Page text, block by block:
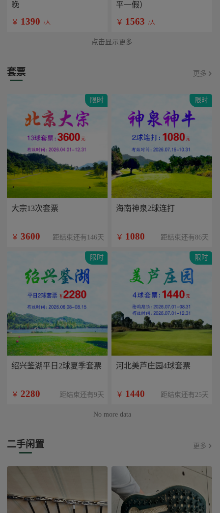
晚
￥ 1390 /人
平一假）
￥ 1563 /人
点击显示更多
套票 更多
限时
大宗13次套票
￥ 3600 距结束还有146天
限时
海南神泉2球连打
￥ 1080 距结束还有86天
限时
绍兴鉴湖平日2球夏季套票
￥ 2280 距结束还有9天
限时
河北美芦庄园4球套票
￥ 1440 距结束还有25天
No more data
二手闲置 更多